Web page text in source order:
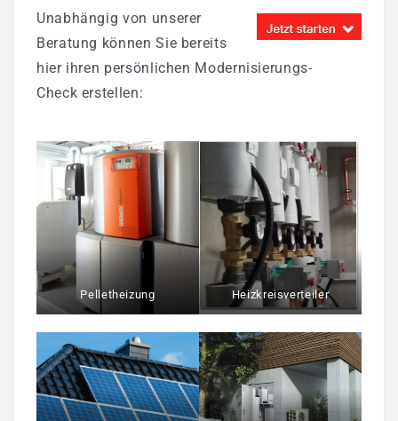
Unabhängig von unserer
Beratung können Sie bereits
hier ihren persönlichen Modernisierungs-
Check erstellen:
Pelletheizung Heizkreisverteiler